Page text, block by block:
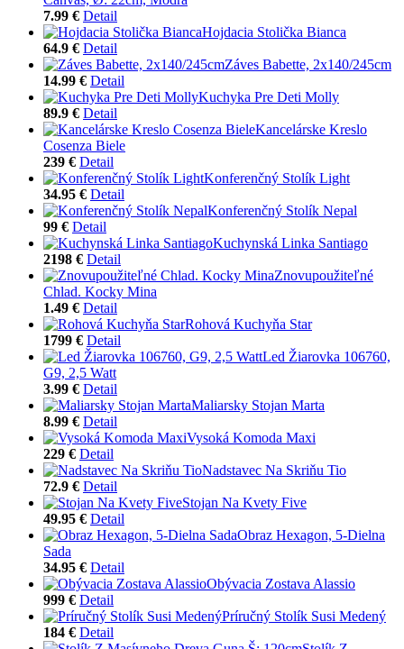
7.99 € Detail
Hojdacia Stolička Bianca
64.9 € Detail
Záves Babette, 2x140/245cm
14.99 € Detail
Kuchyka Pre Deti Molly
89.9 € Detail
Kancelárske Kreslo
Cosenza Biele
239 € Detail
Konferenčný Stolík Light
34.95 € Detail
Konferenčný Stolík Nepal
99 € Detail
Kuchynská Linka Santiago
2198 € Detail
Znovupoužiteľné
Chlad. Kocky Mina
1.49 € Detail
Rohová Kuchyňa Star
1799 € Detail
Led Žiarovka 106760,
G9, 2,5 Watt
3.99 € Detail
Maliarsky Stojan Marta
8.99 € Detail
Vysoká Komoda Maxi
229 € Detail
Nadstavec Na Skriňu Tio
72.9 € Detail
Stojan Na Kvety Five
49.95 € Detail
Obraz Hexagon, 5-Dielna
Sada
34.95 € Detail
Obývacia Zostava Alassio
999 € Detail
Príručný Stolík Susi Medený
184 € Detail